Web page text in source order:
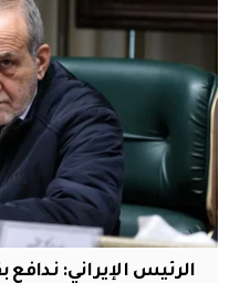
الرئيس الإيراني: ندافع